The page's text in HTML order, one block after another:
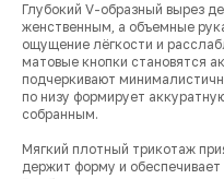
Глубокий V-образный вырез
женственным, а объемные
ощущение лёгкости и
матовые кнопки становятся
подчеркивают
по низу формирует
собранным.
Мягкий плотный трикотаж
держит форму и